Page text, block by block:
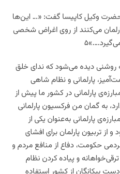
حضرت وکیل کاپیسا گفت: «… این‌ها
می‌کنند از روی اغراض شخصی
به روشنی دیده می‌شود که ندای خلق
پارلمانی و نظام شاهی
پارلمانی در کشور ما پیش از
به گمان من فرکسیون پارلمانی
پارلمانی به‌عنوان یکی از
از تربیون پارلمان برای افشای
حکومت، دفاع از منافع مردم و
و پیاده کردن نظام